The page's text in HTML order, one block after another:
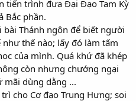
tiến trình đưa Đại Đạo Tam Kỳ
Bắc phần.
Thánh ngôn để biết người
thế nào; lấy đó làm tấm
của mình. Quá khứ đã khép
còn nhưng chướng ngại
mãi dùng dằng ...
cho Cơ đạo Trung Hưng; soi